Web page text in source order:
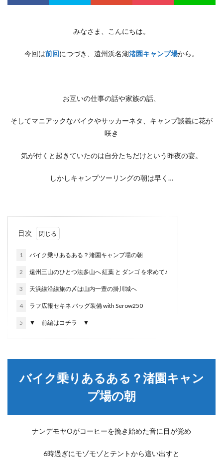
みなさま、こんにちは。
今回は前回につづき、遠州浜名湖渚園キャンプ場から。
お互いの仕事の話や家族の話、
そしてマニアックなバイクやサッカーネタ、キャンプ談義に花が
咲き
気が付くと起きていたのは自分たちだけという昨夜の宴。
しかしキャンプツーリングの朝は早く…
目次
1 バイク乗りあるある？渚園キャンプ場の朝
2 遠州三山のひとつ法多山へ 紅葉 と ダンゴ を求めて♪
3 天浜線沿線旅の〆は山内一豊の掛川城へ
4 ラフ広報セキネ バッグ装備 with Serow250
5 ▼ 前編はコチラ ▼
バイク乗りあるある？渚園キャン
プ場の朝
ナンデモヤOがコーヒーを挽き始めた音に目が覚め
6時過ぎにモゾモゾとテントから這い出すと